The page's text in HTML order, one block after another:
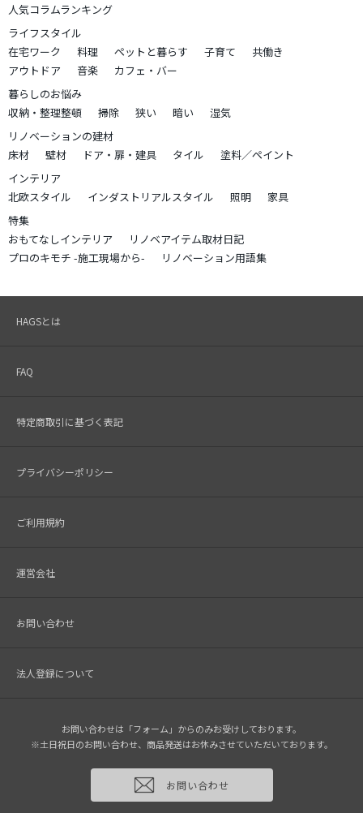
人気コラムランキング
ライフスタイル
在宅ワーク
料理 ペットと暮らす 子育て
共働き
アウトドア
音楽
カフェ・バー
暮らしのお悩み
収納・整理整頓
掃除 狭い 暗い
湿気
リノベーションの建材
床材
壁材 ドア・扉・建具 タイル
塗料／ペイント
インテリア
北欧スタイル
インダストリアルスタイル 照明
家具
特集
おもてなしインテリア
リノベアイテム取材日記
プロのキモチ -施工現場から-
リノベーション用語集
HAGSとは
FAQ
特定商取引に基づく表記
プライバシーポリシー
ご利用規約
運営会社
お問い合わせ
法人登録について
お問い合わせは「フォーム」からのみお受けしております。
※土日祝日のお問い合わせ、商品発送はお休みさせていただいております。
お問い合わせ